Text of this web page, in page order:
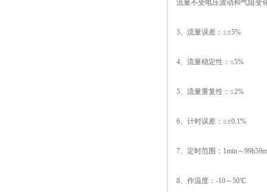
流量不受电压波动和气阻变
3、流量误差：≤±5%
4、流量稳定性：≤5%
5、流量重复性：≤2%
6、计时误差：≤±0.1%
7、定时范围：1min～
8、作温度：-10～50℃